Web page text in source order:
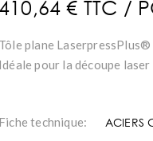
410,64 € TTC /
Tôle plane
Idéale pour la découpe laser
Fiche technique: ACIERS